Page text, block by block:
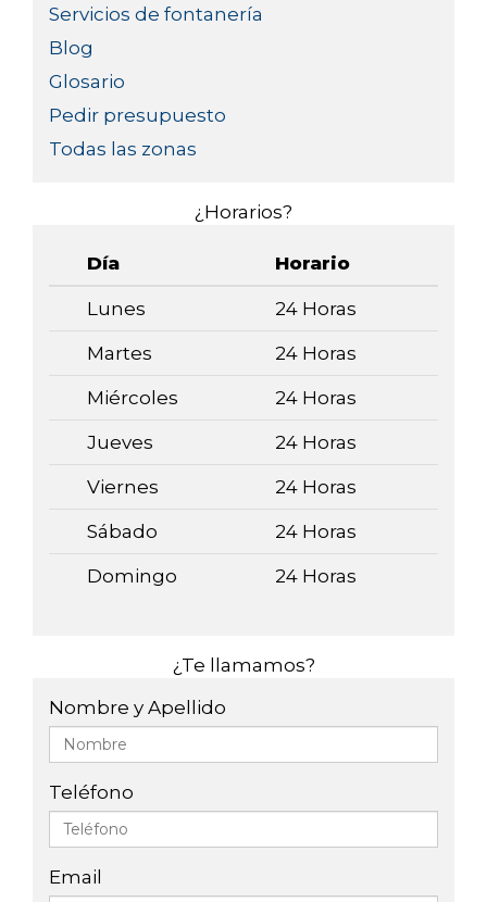
Servicios de fontanería
Blog
Glosario
Pedir presupuesto
Todas las zonas
¿Horarios?
Día Horario
Lunes 24 Horas
Martes 24 Horas
Miércoles 24 Horas
Jueves 24 Horas
Viernes 24 Horas
Sábado 24 Horas
Domingo 24 Horas
¿Te llamamos?
Nombre y Apellido
Teléfono
Email